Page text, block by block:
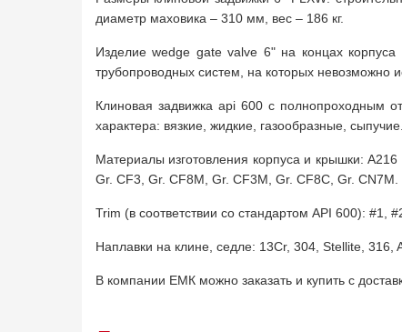
диаметр маховика – 310 мм, вес – 186 кг.
Изделие wedge gate valve 6" на концах
трубопроводных систем, на которых невозможно
Клиновая задвижка api 600 с полнопроходным
характера: вязкие, жидкие, газообразные, сыпучие.
Материалы изготовления корпуса и крышки:
Gr. CF3, Gr. CF8M, Gr. CF3M, Gr. CF8C, Gr. CN7M.
Trim (в соответствии со стандартом API 600): #1,
Наплавки на клине, седле: 13Cr, 304, Stellite, 316,
В компании ЕМК можно заказать и купить с